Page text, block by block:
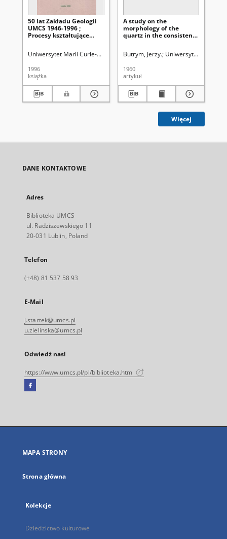
50 lat Zakładu Geologii
UMCS 1946-1996 ;
Procesy kształtujące
Roztocza w schyłkowej
czwartorzędzie :
terenowa konferencja
naukowa, Lublin, 31
maja - 1 czerwca 1996
roku
Uniwersytet Marii Curie-Skłodowskiej (Lublin). Zakład Geologii
1996
książka
A study on the
morphology of the
quartz in the consistence
Butrym, Jerzy. Uniwersytet Marii
1960
artykuł
Więcej
DANE KONTAKTOWE
Adres
Biblioteka UMCS
ul. Radziszewskiego 11
20-031 Lublin, Poland
Telefon
(+48) 81 537 58 93
E-Mail
j.startek@umcs.pl
u.zielinska@umcs.pl
Odwiedź nas!
https://www.umcs.pl/pl/biblioteka.htm
Facebook
się
karcie
MAPA STRONY
Strona główna
Kolekcje
Dziedzictwo kulturowe